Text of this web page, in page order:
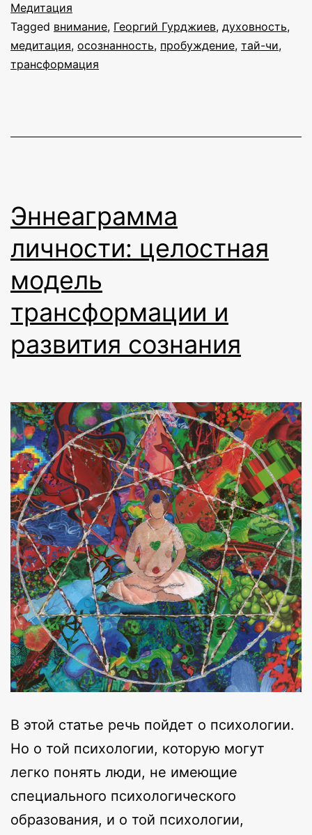
начинаем
с
Медитация
Tagged внимание, Георгий Гурджиев, духовность,
медитация, осознанность, пробуждение, тай-чи,
трансформация
Эннеаграмма
личности: целостная
модель
трансформации и
развития сознания
В этой статье речь пойдет о психологии.
Но о той психологии, которую могут
легко понять люди, не имеющие
специального психологического
образования, и о той психологии,